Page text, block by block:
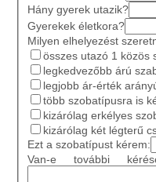
Hány gyerek utazik?
Gyerekek életkora?
Milyen elhelyezést
összes utazó 1 közös
legkedvezőbb árú
legjobb ár-érték
több szobatípusra is
kizárólag erkélyes
kizárólag két légterű
Ezt a szobatípust kérem:
Van-e további